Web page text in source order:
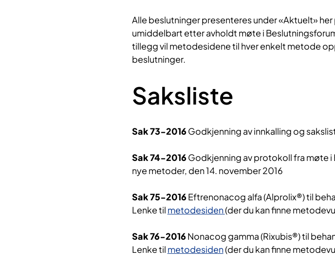
Alle beslutninger presenteres under «Aktuelt»
umiddelbart etter avholdt møte i
tillegg vil metodesidene til hver enkelt metode
beslutninger.
Saksliste
Sak 73-2016Godkjenning av innkalling og
Sak 74-2016Godkjenning av protokoll fra møte i
nye metoder, den 14. november 2016
Sak 75-2016Eftrenonacog alfa (Alprolix®) til
Lenke til metodesiden(der du kan finne
Sak 76-2016Nonacog gamma (Rixubis®) til
Lenke til metodesiden(der du kan finne